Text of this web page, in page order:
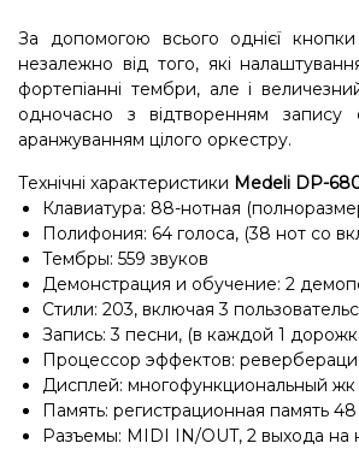
За допомогою всього однієї
незалежно від того, які
фортепіанні тембри, але і
одночасно з відтворенням запису
аранжуванням цілого оркестру.
Технічні характеристики Medeli DP-
Клавиатура: 88-нотная
Полифония: 64 голоса, (38 нот со
Тембры: 559 звуков
Демонстрация и обучение: 2
Стили: 203, включая 3
Запись: 3 песни, (в каждой 1
Процессор эффектов:
Дисплей: многофункциональный
Память: регистрационная память
Разъемы: MIDI IN/OUT, 2 выхода